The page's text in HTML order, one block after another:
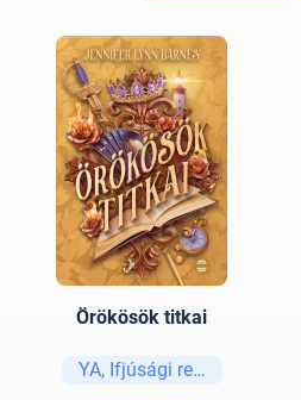
elbeszélések
Örökösök titkai
YA, Ifjúsági regények és